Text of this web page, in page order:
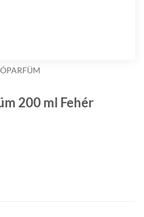
200 ml Fehér